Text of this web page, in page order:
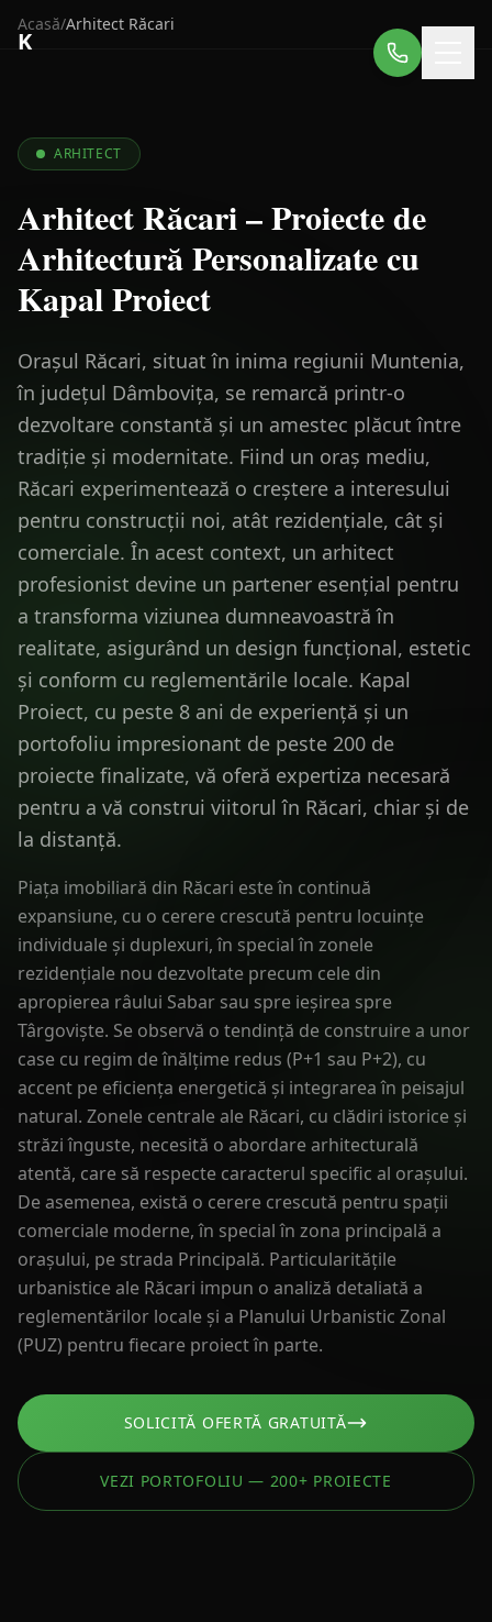
K
Acasă/Arhitect Răcari
ARHITECT
Arhitect Răcari – Proiecte de
Arhitectură Personalizate cu
Kapal Proiect
Orașul Răcari, situat în inima regiunii Muntenia,
în județul Dâmbovița, se remarcă printr-o
dezvoltare constantă și un amestec plăcut între
tradiție și modernitate. Fiind un oraș mediu,
Răcari experimentează o creștere a interesului
pentru construcții noi, atât rezidențiale, cât și
comerciale. În acest context, un arhitect
profesionist devine un partener esențial pentru
a transforma viziunea dumneavoastră în
realitate, asigurând un design funcțional, estetic
și conform cu reglementările locale. Kapal
Proiect, cu peste 8 ani de experiență și un
portofoliu impresionant de peste 200 de
proiecte finalizate, vă oferă expertiza necesară
pentru a vă construi viitorul în Răcari, chiar și de
la distanță.
Piața imobiliară din Răcari este în continuă
expansiune, cu o cerere crescută pentru locuințe
individuale și duplexuri, în special în zonele
rezidențiale nou dezvoltate precum cele din
apropierea râului Sabar sau spre ieșirea spre
Târgoviște. Se observă o tendință de construire a unor
case cu regim de înălțime redus (P+1 sau P+2), cu
accent pe eficiența energetică și integrarea în peisajul
natural. Zonele centrale ale Răcari, cu clădiri istorice și
străzi înguste, necesită o abordare arhitecturală
atentă, care să respecte caracterul specific al orașului.
De asemenea, există o cerere crescută pentru spații
comerciale moderne, în special în zona principală a
orașului, pe strada Principală. Particularitățile
urbanistice ale Răcari impun o analiză detaliată a
reglementărilor locale și a Planului Urbanistic Zonal
(PUZ) pentru fiecare proiect în parte.
SOLICITĂ OFERTĂ GRATUITĂ
VEZI PORTOFOLIU — 200+ PROIECTE